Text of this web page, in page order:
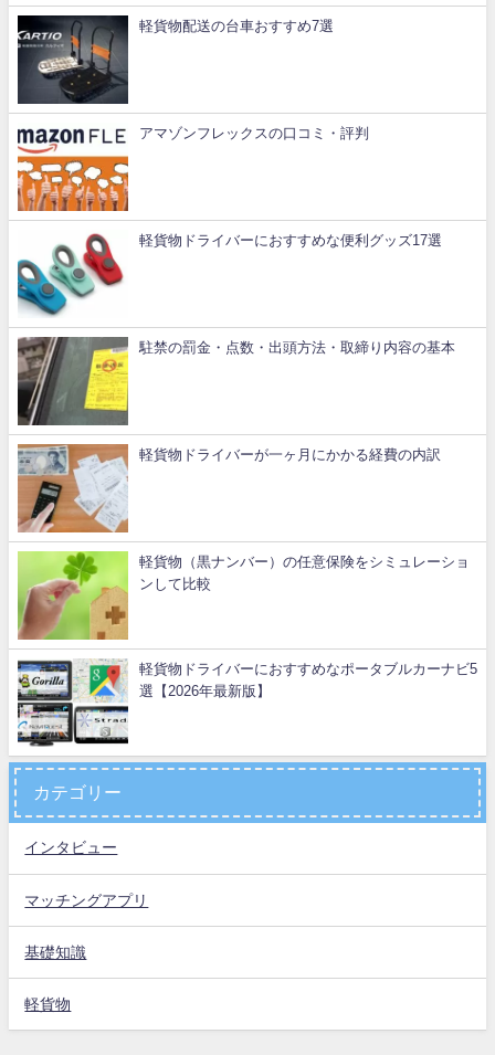
軽貨物配送の台車おすすめ7選
アマゾンフレックスの口コミ・評判
軽貨物ドライバーにおすすめな便利グッズ17選
駐禁の罰金・点数・出頭方法・取締り内容の基本
軽貨物ドライバーが一ヶ月にかかる経費の内訳
軽貨物（黒ナンバー）の任意保険をシミュレーショ
ンして比較
軽貨物ドライバーにおすすめなポータブルカーナビ5
選【2026年最新版】
カテゴリー
インタビュー
マッチングアプリ
基礎知識
軽貨物